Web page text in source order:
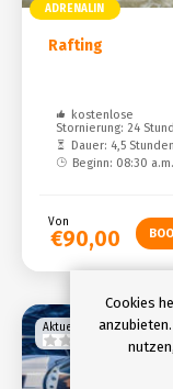
ADRENALIN
Rafting
kostenlose
Stornierung: 24
Dauer: 4,5 Stunden
Beginn: 08:30 a.m.
Von
€90,00
Aktuelle bewertung
Cookies